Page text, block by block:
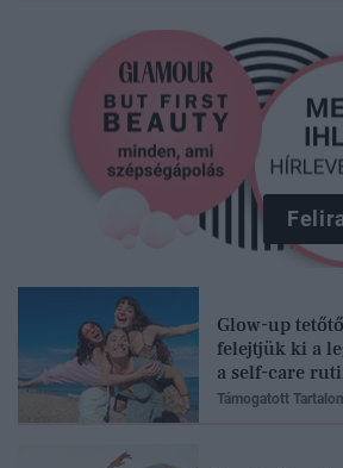
Glow-up
felejtjük ki a
a self-care
Támogatott